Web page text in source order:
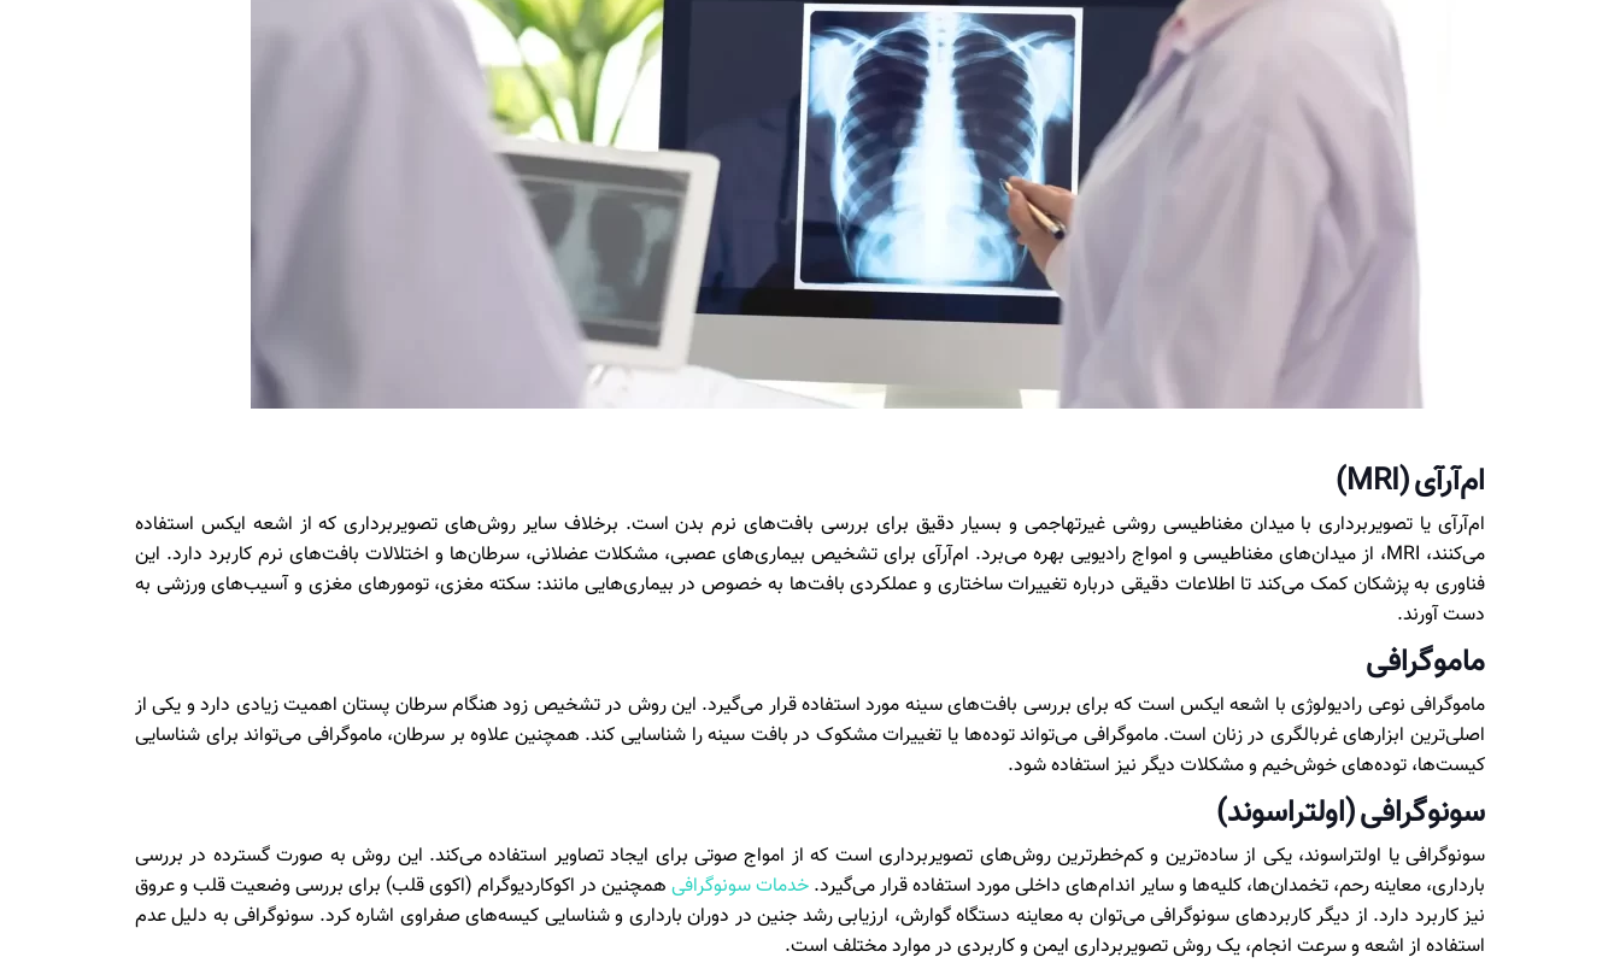
ام‌آر‌آی (MRI)
ام‌آر‌آی یا تصویربرداری با میدان مغناطیسی روشی غیرتهاجمی و بسیار دقیق برای بررسی بافت‌های نرم بدن است. برخلاف سایر روش‌های تصویربرداری که از اشعه ایکس استفاده
می‌کنند، MRI، از میدان‌های مغناطیسی و امواج رادیویی بهره می‌برد. ام‌آر‌آی برای تشخیص بیماری‌های عصبی، مشکلات عضلانی، سرطان‌ها و اختلالات بافت‌های نرم کاربرد دارد. این
فناوری به پزشکان کمک می‌کند تا اطلاعات دقیقی درباره تغییرات ساختاری و عملکردی بافت‌ها به خصوص در بیماری‌هایی مانند: سکته مغزی، تومورهای مغزی و آسیب‌های ورزشی به
دست آورند.
ماموگرافی
ماموگرافی نوعی رادیولوژی با اشعه ایکس است که برای بررسی بافت‌های سینه مورد استفاده قرار می‌گیرد. این روش در تشخیص زود هنگام سرطان پستان اهمیت زیادی دارد و یکی از
اصلی‌ترین ابزارهای غربالگری در زنان است. ماموگرافی می‌تواند توده‌ها یا تغییرات مشکوک در بافت سینه را شناسایی کند. همچنین علاوه بر سرطان، ماموگرافی می‌تواند برای شناسایی
کیست‌ها، توده‌های خوش‌خیم و مشکلات دیگر نیز استفاده شود.
سونوگرافی (اولتراسوند)
سونوگرافی یا اولتراسوند، یکی از ساده‌ترین و کم‌خطرترین روش‌های تصویربرداری است که از امواج صوتی برای ایجاد تصاویر استفاده می‌کند. این روش به‌ صورت گسترده در بررسی
بارداری، معاینه رحم، تخمدان‌ها، کلیه‌ها و سایر اندام‌های داخلی مورد استفاده قرار می‌گیرد. خدمات سونوگرافی همچنین در اکوکاردیوگرام (اکوی قلب) برای بررسی وضعیت قلب و عروق
نیز کاربرد دارد. از دیگر کاربردهای سونوگرافی می‌توان به معاینه دستگاه گوارش، ارزیابی رشد جنین در دوران بارداری و شناسایی کیسه‌های صفراوی اشاره کرد. سونوگرافی به دلیل عدم
استفاده از اشعه و سرعت انجام، یک روش تصویربرداری ایمن و کاربردی در موارد مختلف است.